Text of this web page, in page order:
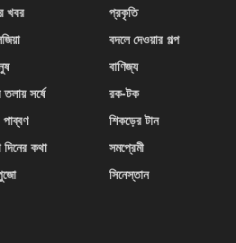
খবর
তলায় সর্ষে
কথা
প্রকৃতি
বদলে দেওয়ার গল্প
বাণিজ্য
রক-টক
শিকড়ের টান
সমপ্রেমী
সিনেস্তান